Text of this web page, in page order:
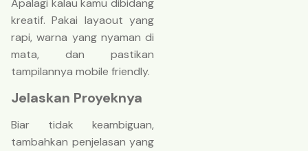
kreatif. Pakai layaout yang
rapi, warna yang nyaman di
mata, dan pastikan
tampilannya mobile friendly.
Jelaskan Proyeknya
Biar tidak keambiguan,
tambahkan penjelasan yang